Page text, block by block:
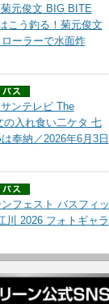
菊元俊文 BIG BITE
こう釣る！菊元俊文
ーラーで水面炸
サンテレビ The
の入れ食い二ケタ 七
奉納／2026年6月3日
フェスト バスフィッ
川 2026 フォトギャラ